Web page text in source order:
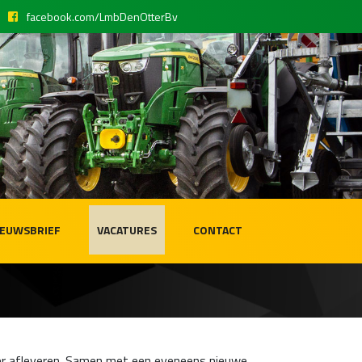
facebook.com/LmbDenOtterBv
VACATURES CONTACT